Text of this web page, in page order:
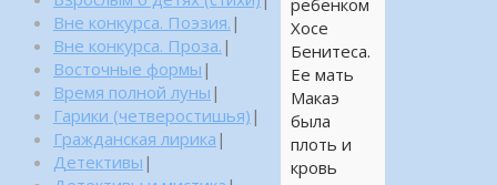
ребенком
Хосе
Бенитеса.
Ее мать
Макаэ
была
плоть и
кровь
Вне конкурса. Поэзия. |
Вне конкурса. Проза. |
Восточные формы |
Время полной луны |
Гарики (четверостишья) |
Гражданская лирика |
Детективы |